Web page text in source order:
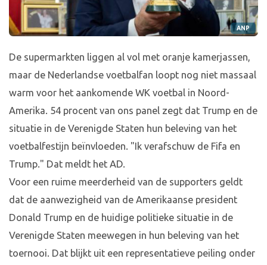
ANP
De supermarkten liggen al vol met oranje kamerjassen,
maar de Nederlandse voetbalfan loopt nog niet massaal
warm voor het aankomende WK voetbal in Noord-
Amerika. 54 procent van ons panel zegt dat Trump en de
situatie in de Verenigde Staten hun beleving van het
voetbalfestijn beïnvloeden. "Ik verafschuw de Fifa en
Trump." Dat meldt het AD.
Voor een ruime meerderheid van de supporters geldt
dat de aanwezigheid van de Amerikaanse president
Donald Trump en de huidige politieke situatie in de
Verenigde Staten meewegen in hun beleving van het
toernooi. Dat blijkt uit een representatieve peiling onder